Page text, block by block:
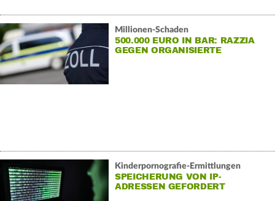
Millionen-Schaden
500.000 EURO IN BAR: RAZZIA
GEGEN ORGANISIERTE
Kinderpornografie-Ermittlungen
SPEICHERUNG VON IP-
ADRESSEN GEFORDERT